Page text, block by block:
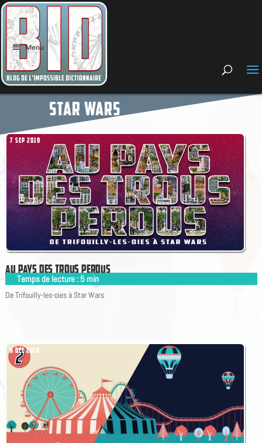
Menu
STAR WARS
AUPAYSDESTROUSPERDUS
7 SEP 2019
Temps de lecture : 5 min
De Trifouilly-les-oies à Star Wars
6 DÉC 2018